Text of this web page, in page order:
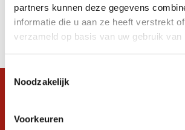
partners kunnen deze gegevens
informatie die u aan ze heeft verstrekt
verzameld op basis van uw gebruik van
Toestemmingsselectie
Noodzakelijk
Voorkeuren
Producten
Filter
Stel je vraag in de chat, en we helpen je
graag verder. 24/7